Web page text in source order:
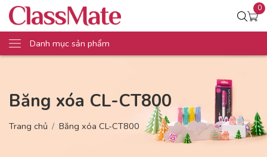
0
Danh mục sản phẩm
Băng xóa CL-CT800
Trang chủ Băng xóa CL-CT800